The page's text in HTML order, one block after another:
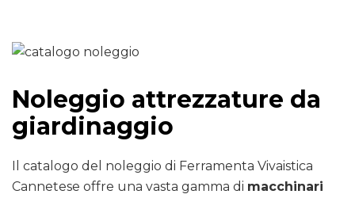
Noleggio attrezzature da
giardinaggio
Il catalogo del noleggio di Ferramenta Vivaistica
Cannetese offre una vasta gamma di macchinari